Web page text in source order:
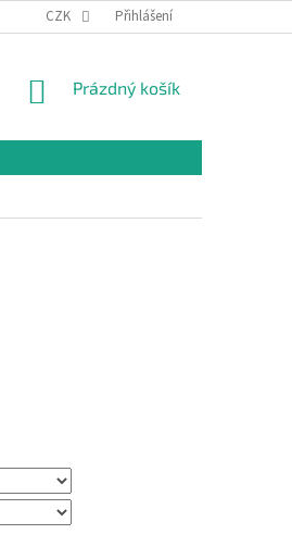
VELIKOSTI
CZK Přihlášení
NÁKUPNÍ
Prázdný košík